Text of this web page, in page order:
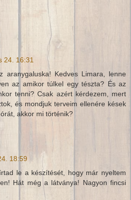
24. 16:31
aranygaluska! Kedves Limara, lenne
az amikor túlkel egy tészta? És az
tenni? Csak azért kérdezem, mert
és mondjuk terveim ellenére kések
akkor mi történik?
18:59
le a készítését, hogy már nyeltem
Hát még a látványa! Nagyon fincsi